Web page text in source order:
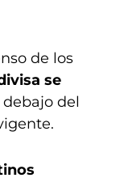
de los
se
del